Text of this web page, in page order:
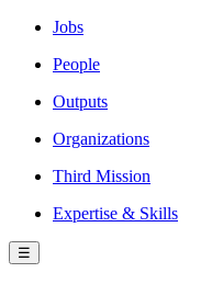
Jobs
People
Outputs
Organizations
Third Mission
Expertise & Skills
☰